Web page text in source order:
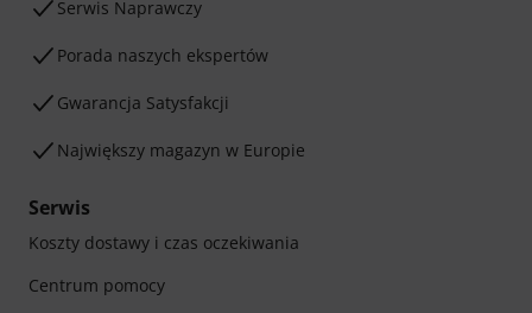
Serwis Naprawczy
Porada naszych ekspertów
Gwarancja Satysfakcji
Największy magazyn w Europie
Serwis
Koszty dostawy i czas oczekiwania
Centrum pomocy